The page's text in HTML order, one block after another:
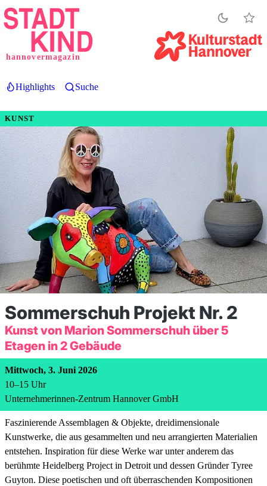
Direkt
zum
hannovermagazin
Highlights Suche
KUNST
Sommerschuh Projekt Nr. 2
Kunst von Marion Sommerschuh über 5
Etagen in 2 Gebäude
Mittwoch, 3. Juni 2026
10–15 Uhr
Unternehmerinnen-Zentrum Hannover GmbH
Faszinierende Assemblagen & Objekte, dreidimensionale
Kunstwerke, die aus gesammelten und neu arrangierten Materialien
entstehen. Inspiration für diese Werke war unter anderem das
berühmte Heidelberg Project in Detroit und dessen Gründer Tyree
Guyton. Diese poetischen und oft überraschenden Kompositionen